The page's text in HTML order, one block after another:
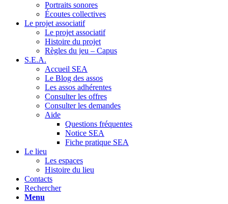
Portraits sonores
Écoutes collectives
Le projet associatif
Le projet associatif
Histoire du projet
Règles du jeu – Capus
S.E.A.
Accueil SEA
Le Blog des assos
Les assos adhérentes
Consulter les offres
Consulter les demandes
Aide
Questions fréquentes
Notice SEA
Fiche pratique SEA
Le lieu
Les espaces
Histoire du lieu
Contacts
Rechercher
Menu